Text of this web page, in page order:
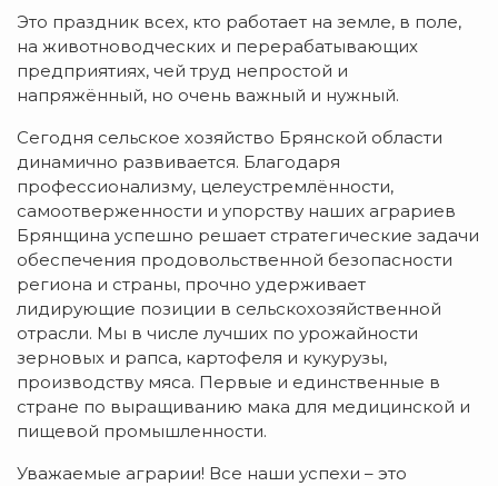
Это праздник всех, кто работает на земле, в поле,
на животноводческих и перерабатывающих
предприятиях, чей труд непростой и
напряжённый, но очень важный и нужный.
Сегодня сельское хозяйство Брянской области
динамично развивается. Благодаря
профессионализму, целеустремлённости,
самоотверженности и упорству наших аграриев
Брянщина успешно решает стратегические задачи
обеспечения продовольственной безопасности
региона и страны, прочно удерживает
лидирующие позиции в сельскохозяйственной
отрасли. Мы в числе лучших по урожайности
зерновых и рапса, картофеля и кукурузы,
производству мяса. Первые и единственные в
стране по выращиванию мака для медицинской и
пищевой промышленности.
Уважаемые аграрии! Все наши успехи – это